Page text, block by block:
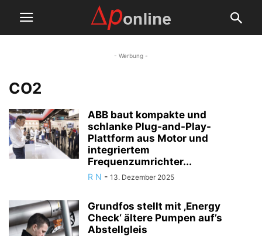
- Werbung -
CO2
ABB baut kompakte und
schlanke Plug-and-Play-
Plattform aus Motor und
integriertem
Frequenzumrichter...
R N - 13. Dezember 2025
Grundfos stellt mit ‚Energy
Check‘ ältere Pumpen auf’s
Abstellgleis